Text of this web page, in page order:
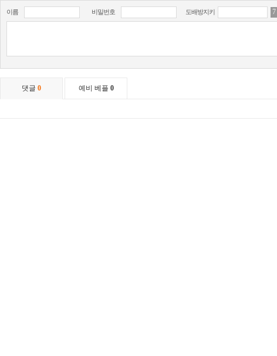
이름 비밀번호 도배방지키 7
댓글 0 예비 베플 0